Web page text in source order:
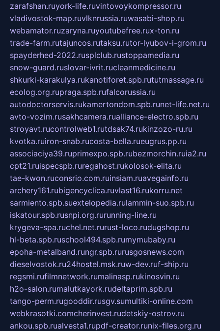
zarafshan.ruyork-life.ruvintovoykompressor.ru
vladivostok-map.ruvlknrussia.ruwasabi-shop.ru
webamator.ruzaryna.ruyoutubefree.rux-ton.ru
trade-farm.rutajuncos.rutaksu.rutor-lyubov-i-grom.ru
spayderhed-2022.rusplclub.rustoppamedia.ru
snow-guard.ruslovar-ivrit.rucleanmedicine.ru
shkurki-karakulya.rukanotiforet.spb.rututmassage.ru
ecolog.org.rupraga.spb.rufalcorussia.ru
autodoctorservis.rukamertondom.spb.runet-life.net.ru
avto-vozim.rusakhcamera.rualliance-electro.spb.ru
stroyavt.rucontrolweb1.rutdsak74.rukinzozo-ru.ru
kvotka.ruiron-snab.rucosta-bella.rueugrus.pp.ru
associaciya39.ruprimexpo.spb.rubezmorchin.ruia2.ru
cpt21.ruispecspb.ruregahost.rukolosok-elita.ru
tae-kwon.ruconsrio.com.ruinsiam.ruavegainfo.ru
archery161.rubigencyclica.ruvlast16.rukorru.net
sarmiento.spb.suextelopedia.rulammin-suo.spb.ru
iskatour.spb.rusnpi.org.rurunning-line.ru
krygeva-spa.ruchel.net.rurust-loco.rudugshop.ru
hl-beta.spb.ruschool494.spb.rumymubaby.ru
epoha-metalband.rungr.spb.rurusgosnews.com
dieselvostok.ru24hostel.msk.ruw-dev.ruf-ship.ru
regsmi.rufilmnetwork.rumalinasp.rukinosvin.ru
h2o-salon.rumalutkayork.rudeltaprim.spb.ru
tango-perm.rugooddir.rusgv.sumultiki-online.com
webkrasotki.comcherinvest.rudetskiy-ostrov.ru
ankou.spb.rualvesta1.rupdf-creator.runix-files.org.ru